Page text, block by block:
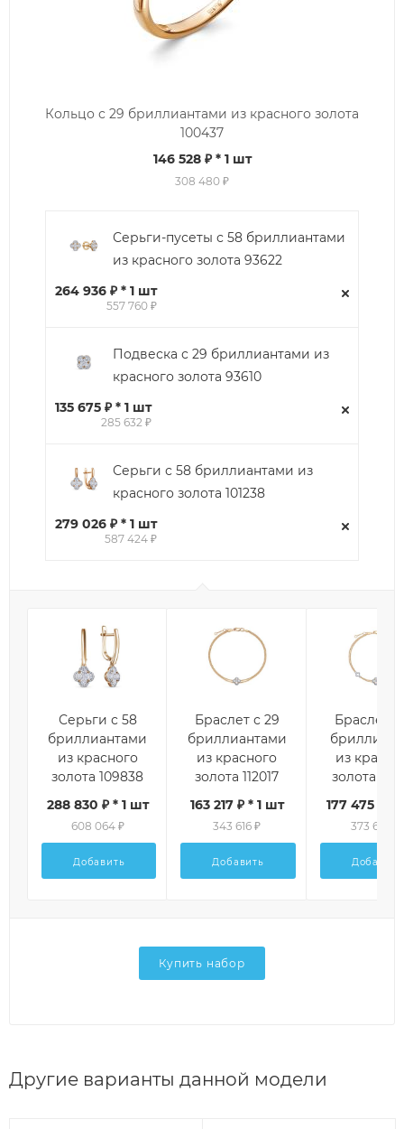
Кольцо с 29 бриллиантами из красного золота
100437
146 528 ₽* 1 шт
308 480 ₽
Серьги-пусеты с 58 бриллиантами
из красного золота 93622
264 936 ₽ * 1 шт
557 760 ₽
Подвеска с 29 бриллиантами из
красного золота 93610
135 675 ₽ * 1 шт
285 632 ₽
Серьги с 58 бриллиантами из
красного золота 101238
279 026 ₽ * 1 шт
587 424 ₽
Серьги с 58
бриллиантами
из красного
золота 109838
288 830 ₽ * 1 шт
608 064 ₽
Добавить
Браслет с 29
бриллиантами
из красного
золота 112017
163 217 ₽ * 1 шт
343 616 ₽
Добавить
Браслет с
из
золота
177 475 ₽ *
373 632 ₽
Добавить
Купить набор
Другие варианты данной модели